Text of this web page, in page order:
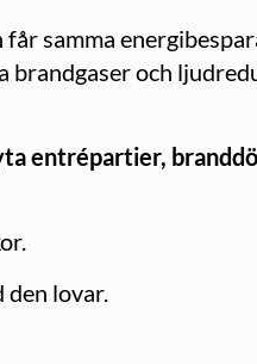
samma
och
entrépartier,
den lovar.